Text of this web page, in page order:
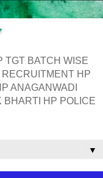
TGT BATCH WISE
HP
ANAGANWADI
BHARTI HP POLICE
▼